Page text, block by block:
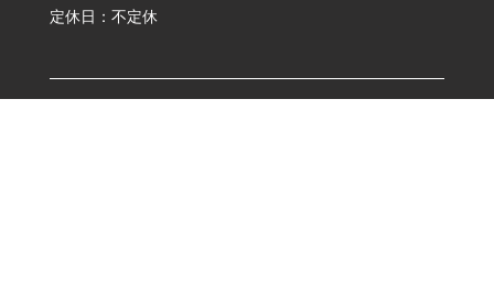
定休日：不定休